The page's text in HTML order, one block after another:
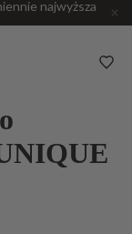
najwyższa